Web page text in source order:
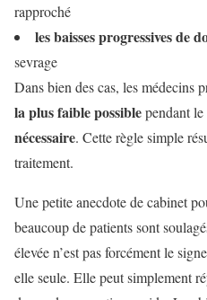
rapproché
les baisses progressives de
sevrage
Dans bien des cas, les médecins
la plus faible possiblependant le
nécessaire. Cette règle simple
traitement.
Une petite anecdote de cabinet
beaucoup de patients sont
élevée n’est pas forcément le
elle seule. Elle peut simplement